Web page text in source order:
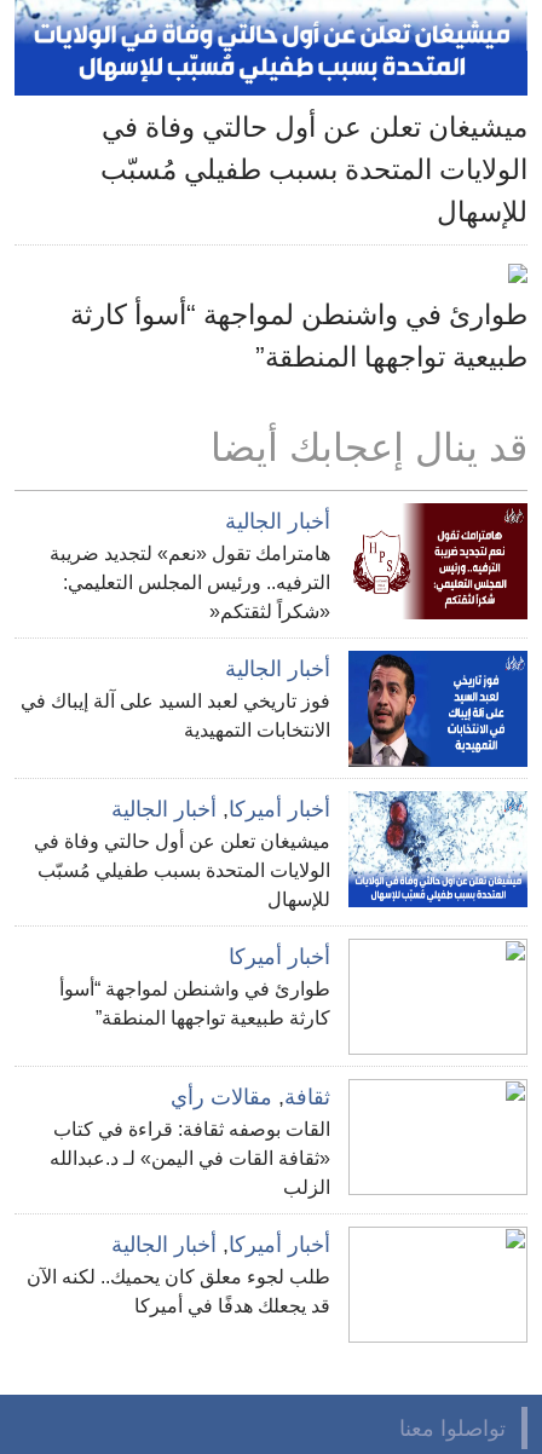
ميشيغان تعلن عن أول حالتي وفاة في
الولايات المتحدة بسبب طفيلي مُسبّب
للإسهال
طوارئ في واشنطن لمواجهة “أسوأ كارثة
طبيعية تواجهها المنطقة”
قد ينال إعجابك أيضا
أخبار الجالية
هامترامك تقول «نعم» لتجديد ضريبة
الترفيه.. ورئيس المجلس التعليمي:
«شكراً لثقتكم«
أخبار الجالية
فوز تاريخي لعبد السيد على آلة إيباك في
الانتخابات التمهيدية
أخبار أميركا, أخبار الجالية
ميشيغان تعلن عن أول حالتي وفاة في
الولايات المتحدة بسبب طفيلي مُسبّب
للإسهال
أخبار أميركا
طوارئ في واشنطن لمواجهة “أسوأ
كارثة طبيعية تواجهها المنطقة”
ثقافة, مقالات رأي
القات بوصفه ثقافة: قراءة في كتاب
«ثقافة القات في اليمن» لـ د.عبدالله
الزلب
أخبار أميركا, أخبار الجالية
طلب لجوء معلق كان يحميك.. لكنه الآن
قد يجعلك هدفًا في أميركا
تواصلوا معنا